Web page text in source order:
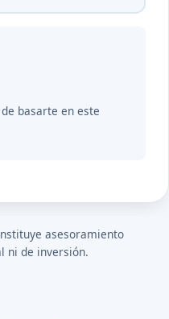
basarte en este
asesoramiento
ni de inversión.